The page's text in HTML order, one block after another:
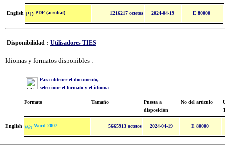
English PDF (acrobat) 1216217 octetos 2024-04-19 E 80000
Disponibilidad : Utilisadores TIES
Idiomas y formatos disponibles :
Para obtener el documento,
seleccione el formato y el idioma
Formato Tamaño
Puesta a
disposición
No del artículo
English Word 2007 5665913 octetos 2024-04-19 E 80000